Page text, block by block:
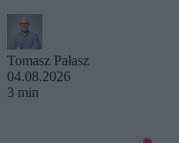
Tomasz Pałasz
04.08.2026
3 min